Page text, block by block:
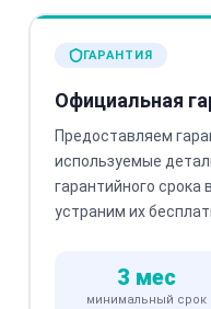
ГАРАНТИЯ
Официальная
Предоставляем
используемые
гарантийного срока
устраним их
3 мес
минимальный срок